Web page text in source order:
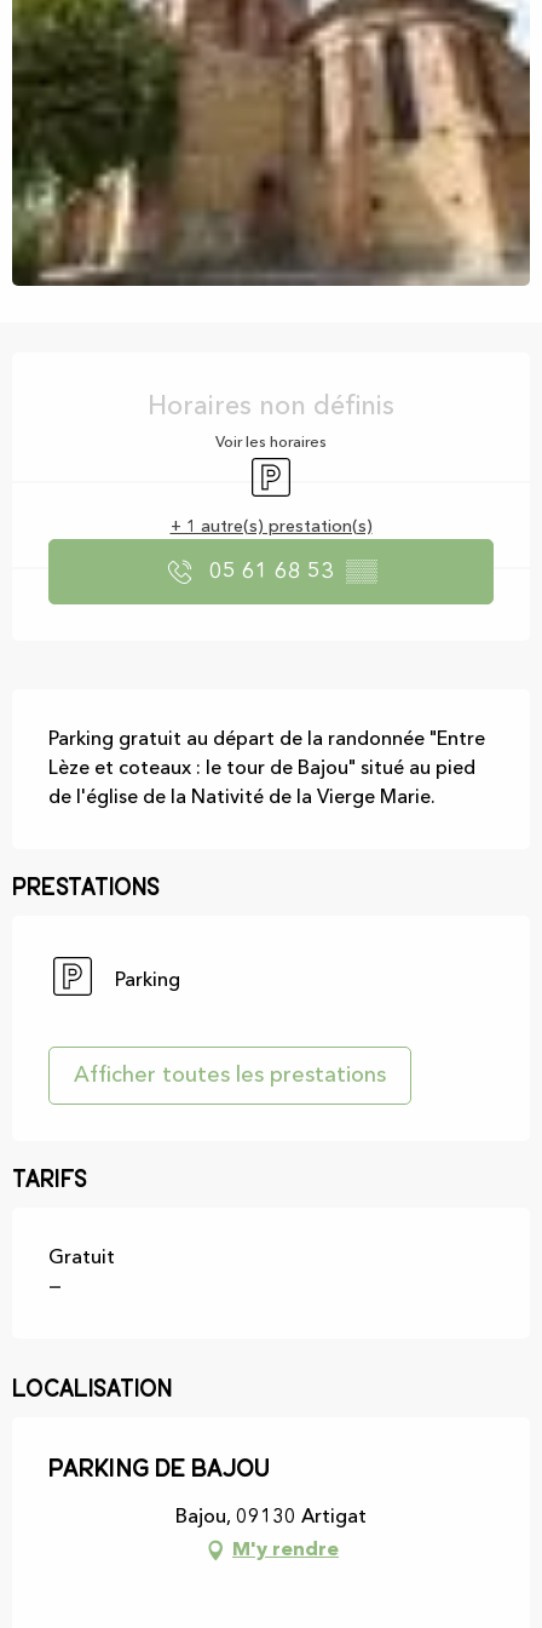
Horaires non définis
Voir les horaires
Parking
+ 1 autre(s) prestation(s)
05 61 68 53 ▒▒
Parking gratuit au départ de la randonnée "Entre
Lèze et coteaux : le tour de Bajou" situé au pied
de l'église de la Nativité de la Vierge Marie.
Prestations
Parking
Afficher toutes les prestations
Tarifs
Gratuit
—
Localisation
Parking de Bajou
Bajou, 09130 Artigat
M'y rendre